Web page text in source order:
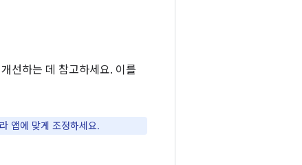
선하는 데 참고하세요. 이를
앱에 맞게 조정하세요.